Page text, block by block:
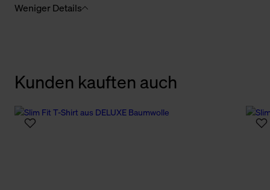
Weniger Details
Kunden kauften auch